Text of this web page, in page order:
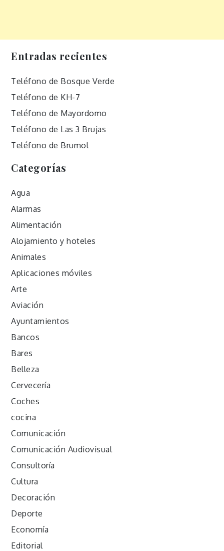
Entradas recientes
Teléfono de Bosque Verde
Teléfono de KH-7
Teléfono de Mayordomo
Teléfono de Las 3 Brujas
Teléfono de Brumol
Categorías
Agua
Alarmas
Alimentación
Alojamiento y hoteles
Animales
Aplicaciones móviles
Arte
Aviación
Ayuntamientos
Bancos
Bares
Belleza
Cervecería
Coches
cocina
Comunicación
Comunicación Audiovisual
Consultoría
Cultura
Decoración
Deporte
Economía
Editorial